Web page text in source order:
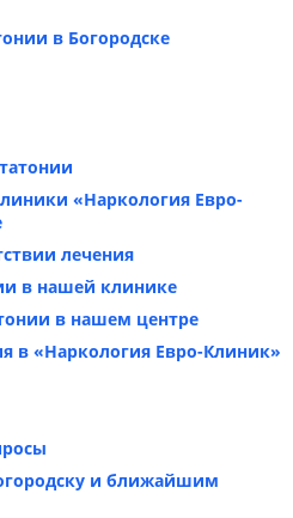
в Богородске
«Наркология Евро-
лечения
в нашей клинике
в нашем центре
в «Наркология Евро-Клиник»
и ближайшим